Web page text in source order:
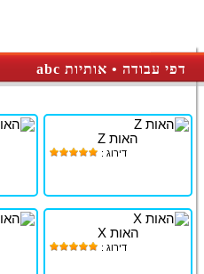
דפי עבודה • אותיות abc
האות Z
דירוג :
האות X
דירוג :